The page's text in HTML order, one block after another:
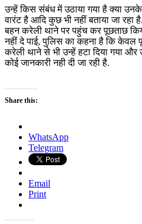
उन्हें किस संबंध में उठाया गया है क्या
वारंट है आदि कुछ भी नहीं बताया जा
बहन करेली थाने पर पहुंच कर पूछताछ
नहीं दे पाई, पुलिस का कहना है कि केवल
करेली थाने से भी उन्हें हटा दिया गया
कोई जानकारी नही दी जा रही है.
Share this:
WhatsApp
Telegram
Email
Print